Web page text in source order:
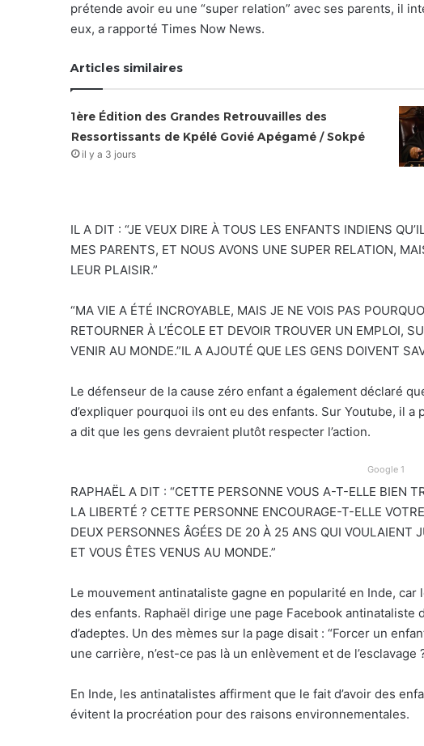
prétende avoir eu une “super relation” avec ses parents, il
eux, a rapporté Times Now News.
Articles similaires
1ère Édition des Grandes Retrouvailles des
Ressortissants de Kpélé Govié Apégamé / Sokpé
il y a 3 jours
IL A DIT : “JE VEUX DIRE À TOUS LES ENFANTS INDIENS
MES PARENTS, ET NOUS AVONS UNE SUPER RELATION,
LEUR PLAISIR.”
“MA VIE A ÉTÉ INCROYABLE, MAIS JE NE VOIS PAS
RETOURNER À L’ÉCOLE ET DEVOIR TROUVER UN EMPLOI,
VENIR AU MONDE.”IL A AJOUTÉ QUE LES GENS DOIVENT
Le défenseur de la cause zéro enfant a également déclaré
d’expliquer pourquoi ils ont eu des enfants. Sur Youtube, il a
a dit que les gens devraient plutôt respecter l’action.
Google 1
RAPHAËL A DIT : “CETTE PERSONNE VOUS A-T-ELLE BIEN
LA LIBERTÉ ? CETTE PERSONNE ENCOURAGE-T-ELLE
DEUX PERSONNES ÂGÉES DE 20 À 25 ANS QUI VOULAIENT
ET VOUS ÊTES VENUS AU MONDE.”
Le mouvement antinataliste gagne en popularité en Inde,
des enfants. Raphaël dirige une page Facebook
d’adeptes. Un des mèmes sur la page disait : “Forcer un
une carrière, n’est-ce pas là un enlèvement et de l’esclavage
En Inde, les antinatalistes affirment que le fait d’avoir des
évitent la procréation pour des raisons environnementales.